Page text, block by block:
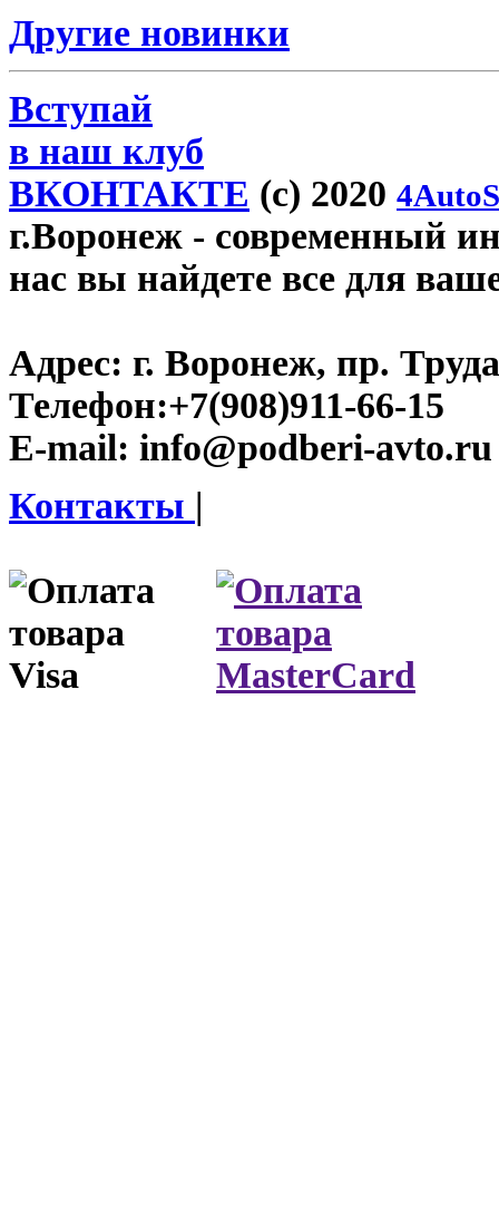
Другие новинки
Вступай
в наш клуб
ВКОНТАКТЕ (c) 2020
г.Воронеж - современный
нас вы найдете все для
Адрес: г. Воронеж, пр.
Телефон:+7(908)911-66-15
E-mail: info@podberi-avto.ru
Контакты